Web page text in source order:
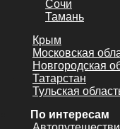
Сочи
Тамань
Крым
Московская
Новгородская
Татарстан
Тульская
По интересам